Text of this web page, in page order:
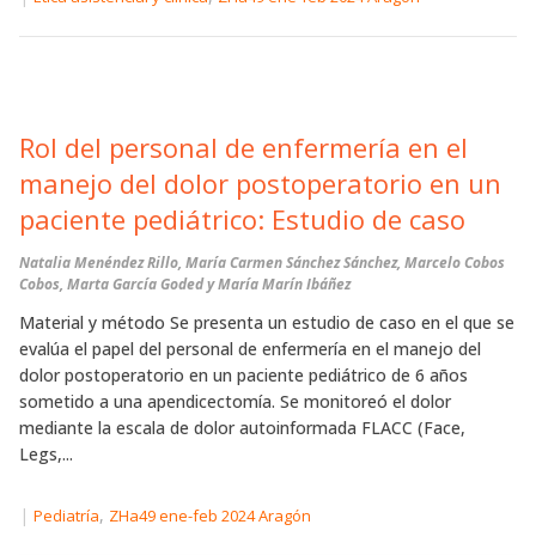
Rol del personal de enfermería en el
manejo del dolor postoperatorio en un
paciente pediátrico: Estudio de caso
Natalia Menéndez Rillo, María Carmen Sánchez Sánchez, Marcelo Cobos
Cobos, Marta García Goded y María Marín Ibáñez
Material y método Se presenta un estudio de caso en el que se
evalúa el papel del personal de enfermería en el manejo del
dolor postoperatorio en un paciente pediátrico de 6 años
sometido a una apendicectomía. Se monitoreó el dolor
mediante la escala de dolor autoinformada FLACC (Face,
Legs,...
| Pediatría, ZHa49 ene-feb 2024 Aragón